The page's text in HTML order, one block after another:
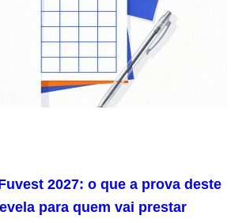
2027: o que a prova deste
para quem vai prestar